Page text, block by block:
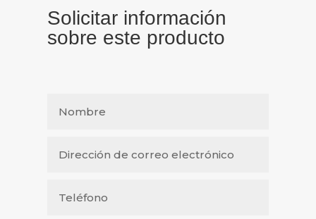
Solicitar información
sobre este producto